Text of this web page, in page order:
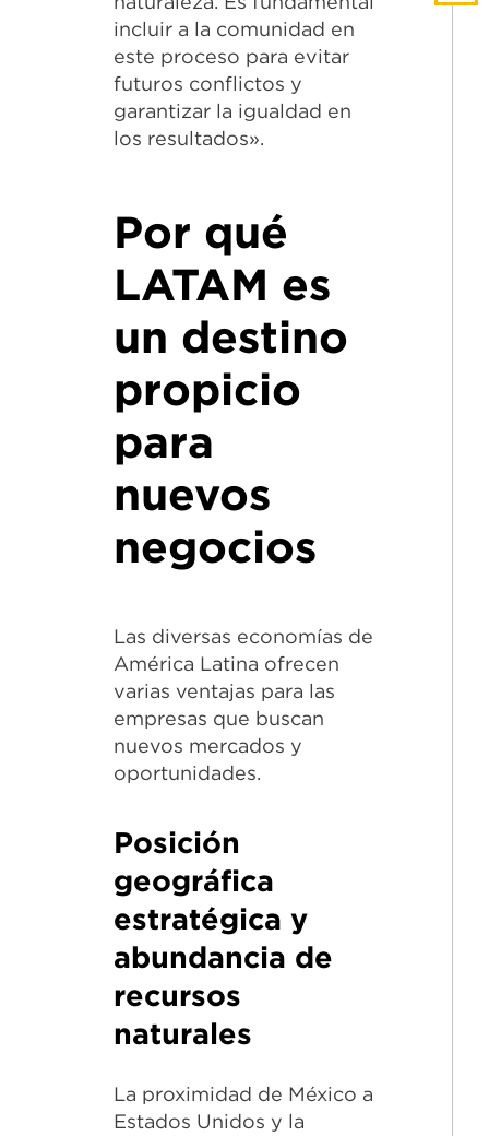
incluir a la comunidad en
este proceso para evitar
futuros conflictos y
garantizar la igualdad en
los resultados».
Por qué
LATAM es
un destino
propicio
para
nuevos
negocios
Las diversas economías de
América Latina ofrecen
varias ventajas para las
empresas que buscan
nuevos mercados y
oportunidades.
Posición
geográfica
estratégica y
abundancia de
recursos
naturales
La proximidad de México a
Estados Unidos y la